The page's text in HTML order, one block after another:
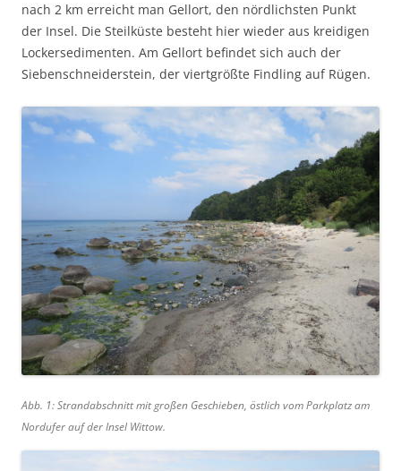
nach 2 km erreicht man Gellort, den nördlichsten Punkt
der Insel. Die Steilküste besteht hier wieder aus kreidigen
Lockersedimenten. Am Gellort befindet sich auch der
Siebenschneiderstein, der viertgrößte Findling auf Rügen.
Abb. 1: Strandabschnitt mit großen Geschieben, östlich vom Parkplatz am
Nordufer auf der Insel Wittow.